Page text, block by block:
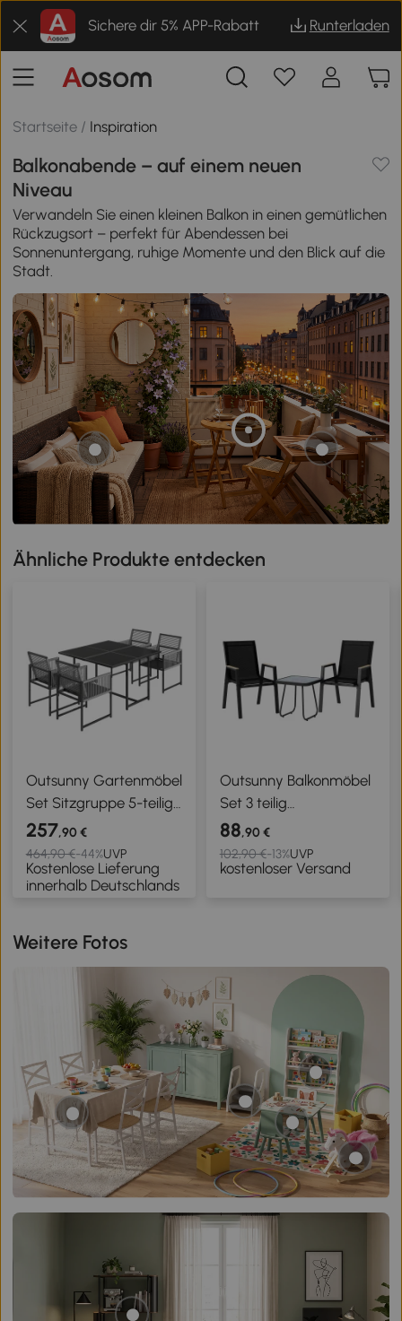
Sichere dir 5% APP-Rabatt Runterladen
Startseite / Inspiration
Balkonabende – auf einem neuen
Niveau
Verwandeln Sie einen kleinen Balkon in einen gemütlichen
Rückzugsort – perfekt für Abendessen bei
Sonnenuntergang, ruhige Momente und den Blick auf die
Stadt.
Ähnliche Produkte entdecken
Outsunny Gartenmöbel
Set Sitzgruppe 5-teilig
Glastisch mit 4
Atmungsaktiven
Stühlen klappbar
Rückenlehne Seilflecht
257,90 €
464,90 €-44%UVP
Kostenlose Lieferung
innerhalb Deutschlands
Outsunny Balkonmöbel
Set 3 teilig
Gartenmöbel Set mit
Tisch 2 Stühle
Atmungsaktiv Sitz
88,90 €
102,90 €-13%UVP
kostenloser Versand
Weitere Fotos